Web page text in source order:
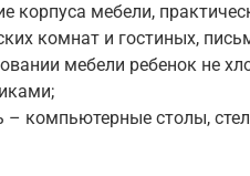
корпуса мебели,
комнат и гостиных,
мебели ребенок не
– компьютерные столы,